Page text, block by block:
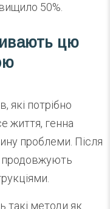
50%.
цю
які потрібно
життя, генна
проблеми. Після
продовжують
такі методи як